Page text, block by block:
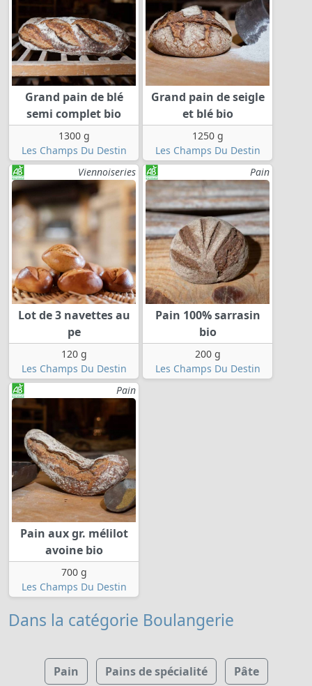
Grand pain de blé
semi complet bio
1300 g
Les Champs Du Destin
Grand pain de seigle
et blé bio
1250 g
Les Champs Du Destin
Viennoiseries
Lot de 3 navettes au
pe
120 g
Les Champs Du Destin
Pain
Pain 100% sarrasin
bio
200 g
Les Champs Du Destin
Pain
Pain aux gr. mélilot
avoine bio
700 g
Les Champs Du Destin
Dans la catégorie Boulangerie
Pain Pains de spécialité Pâte